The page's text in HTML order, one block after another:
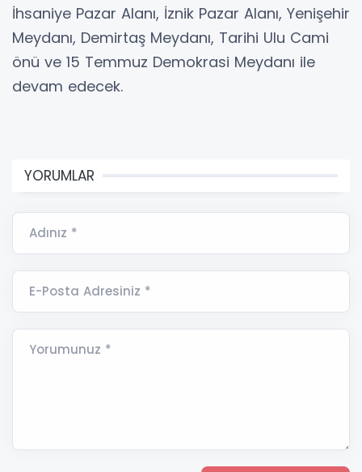
İhsaniye Pazar Alanı, İznik Pazar Alanı, Yenişehir
Meydanı, Demirtaş Meydanı, Tarihi Ulu Cami
önü ve 15 Temmuz Demokrasi Meydanı ile
devam edecek.
YORUMLAR
Adınız *
E-Posta Adresiniz *
Yorumunuz *